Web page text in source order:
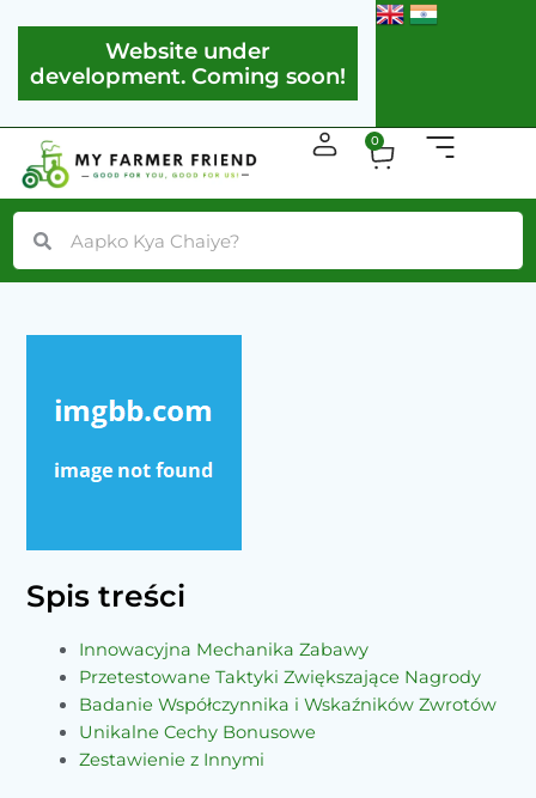
content
Website under
development. Coming soon!
0 Cart
Search
Spis treści
Innowacyjna Mechanika Zabawy
Przetestowane Taktyki Zwiększające Nagrody
Badanie Współczynnika i Wskaźników Zwrotów
Unikalne Cechy Bonusowe
Zestawienie z Innymi
navigation